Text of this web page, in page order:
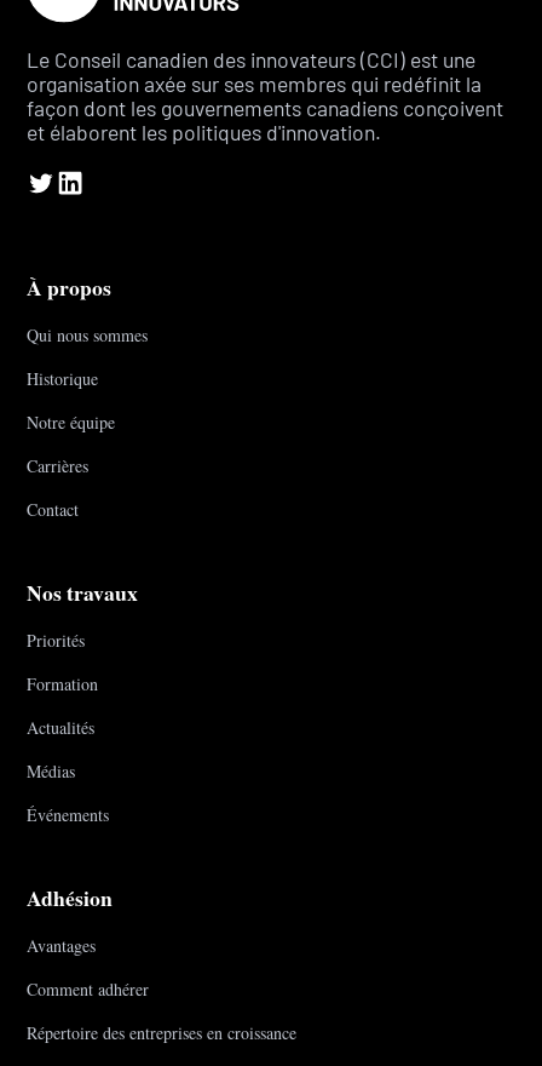
Le Conseil canadien des innovateurs (CCI) est une
organisation axée sur ses membres qui redéfinit la
façon dont les gouvernements canadiens conçoivent
et élaborent les politiques d'innovation.
À propos
Qui nous sommes
Historique
Notre équipe
Carrières
Contact
Nos travaux
Priorités
Formation
Actualités
Médias
Événements
Adhésion
Avantages
Comment adhérer
Répertoire des entreprises en croissance